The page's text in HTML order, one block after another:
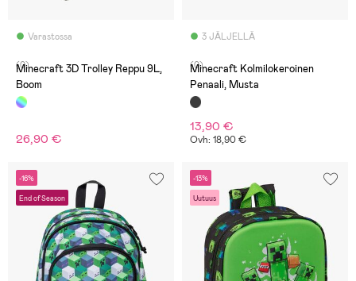
Varastossa
(0)
Minecraft 3D Trolley Reppu 9L,
Boom
26,90 €
3 JÄLJELLÄ
(0)
Minecraft Kolmilokeroinen
Penaali, Musta
13,90 €
Ovh: 18,90 €
-16%
End of Season
-13%
Uutuus